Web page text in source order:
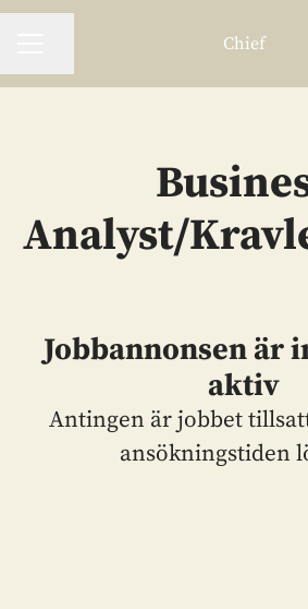
Chief
Analyst/
Jobbannonsen är
aktiv
Antingen är jobbet
ansökningstiden